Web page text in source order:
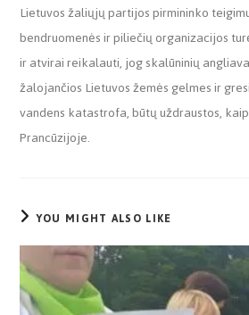
Lietuvos žaliųjų partijos pirmininko
bendruomenės ir piliečių organizacijos
ir atvirai reikalauti, jog skalūninių
žalojančios Lietuvos žemės gelmes ir
vandens katastrofa, būtų uždraustos,
Prancūzijoje.
YOU MIGHT ALSO LIKE